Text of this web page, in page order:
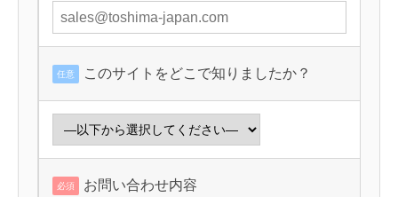
任意 このサイトをどこで知りましたか？
必須 お問い合わせ内容